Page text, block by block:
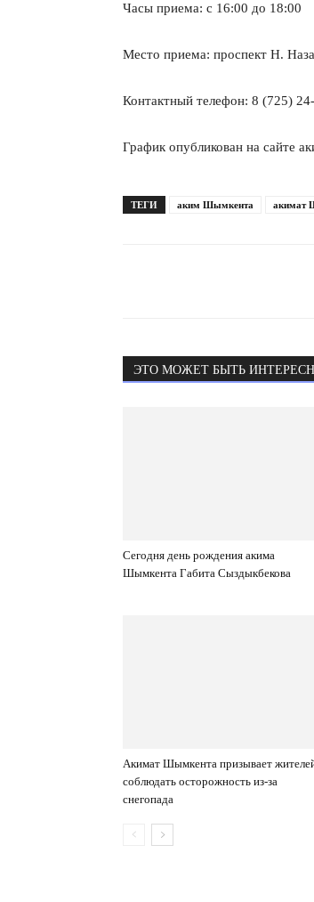
Часы приема: с 16:00 до 18:00
Место приема: проспект Н.
Контактный телефон: 8 (725)
График опубликован на сайте
ТЕГИ аким Шымкента акимат
ЭТО МОЖЕТ БЫТЬ
Сегодня день рождения акима
Шымкента Габита Сыздыкбекова
Акимат Шымкента призывает
соблюдать осторожность из-за
снегопада